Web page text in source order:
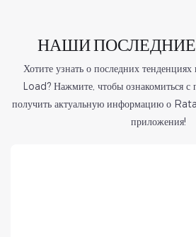
НАШИ
Хотите узнать о последних
Load? Нажмите, чтобы ознакомиться с
получить актуальную информацию о
приложения!